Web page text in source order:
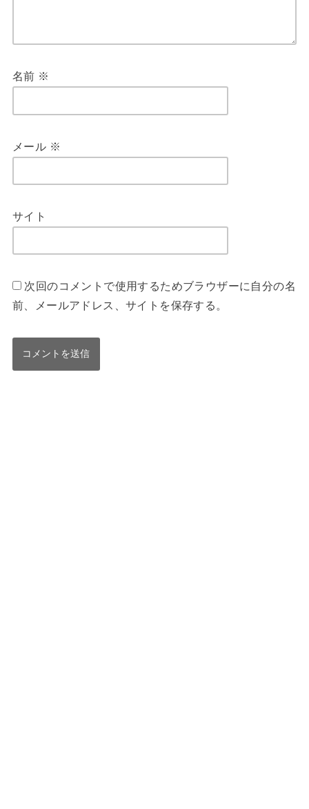
名前 ※
メール ※
サイト
次回のコメントで使用するためブラウザーに自分の名
前、メールアドレス、サイトを保存する。